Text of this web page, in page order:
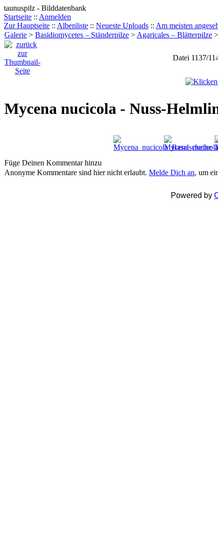
taunuspilz - Bilddatenbank
Startseite :: Anmelden
Zur Hauptseite :: Albenliste :: Neueste Uploads :: Am meisten
Galerie > Basidiomycetes – Ständerpilze > Agaricales – Blätterpilze
Datei 1137/
Mycena nucicola - Nuss-
Füge Deinen Kommentar hinzu
Anonyme Kommentare sind hier nicht erlaubt. Melde Dich an, um
Powered by